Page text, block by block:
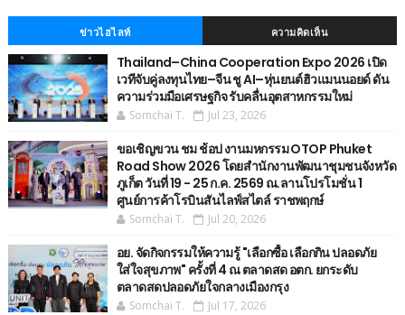
ข่าวไฮไลท์ ความคิดเห็น
Thailand–China Cooperation Expo 2026 เปิด
เวทีจับคู่ลงทุนไทย–จีน ชู AI–หุ่นยนต์ฮิวแมนนอยด์ ดัน
ความร่วมมือเศรษฐกิจ รับคลื่นอุตสาหกรรมใหม่
Somchai T. Jul 23, 2026
ขอเชิญขวน ชม ช้อป งานมหกรรม OTOP Phuket
Road Show 2026 โดยสำนักงานพัฒนาชุมชนจังหวัด
ภูเก็ต วันที่ 19 - 25 ก.ค. 2569 ณ.ลานโปรโมชั่น 1
ศูนย์การค้าโรบินสันไลฟ์สไตล์ ราชพฤกษ์
Somchai T. Jul 20, 2026
อย. จัดกิจกรรมให้ความรู้ "เลือกซื้อ เลือกกิน ปลอดภัย
ใส่ใจสุขภาพ" ครั้งที่ 4 ณ ตลาดสด อตก. ยกระดับ
ตลาดสดปลอดภัยใจกลางเมืองกรุง
Somchai T. Jul 17, 2026